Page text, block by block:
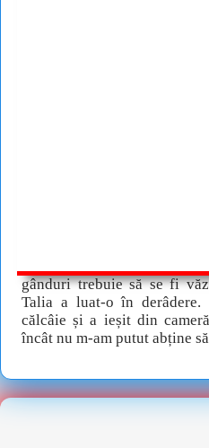
gânduri trebuie să se fi
Talia a luat-o în
călcâie și a ieșit din
încât nu m-am putut abține